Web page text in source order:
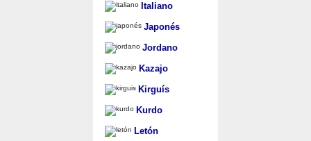
Italiano
Japonés
Jordano
Kazajo
Kirguís
Kurdo
Letón